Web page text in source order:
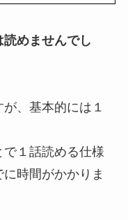
めませんでし
、基本的には１
１話読める仕様
時間がかかりま